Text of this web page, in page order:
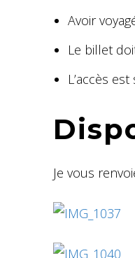
Avoir
Le billet
L’accès
Je vous